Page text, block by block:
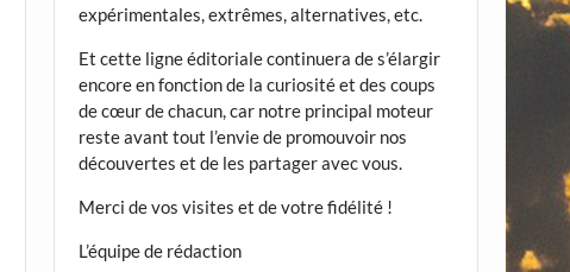
expérimentales, extrêmes, alternatives, etc.
Et cette ligne éditoriale continuera de s’élargir
encore en fonction de la curiosité et des coups
de cœur de chacun, car notre principal moteur
reste avant tout l’envie de promouvoir nos
découvertes et de les partager avec vous.
Merci de vos visites et de votre fidélité !
L’équipe de rédaction